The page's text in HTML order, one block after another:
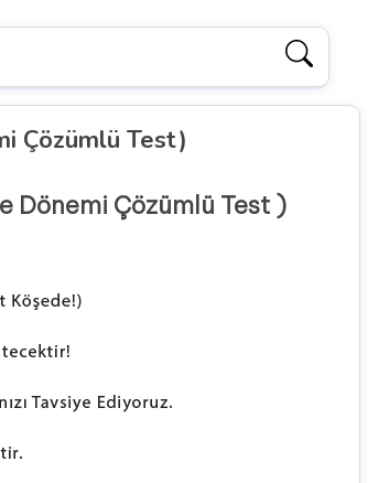
Çözümlü Test)
Dönemi Çözümlü Test )